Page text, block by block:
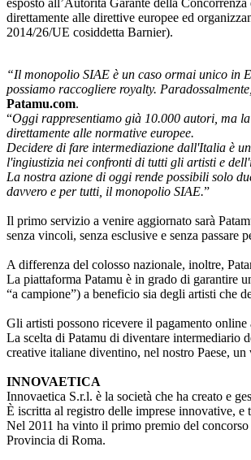
esposto all’Autorità Garante della
direttamente alle direttive europee ed
2014/26/UE cosiddetta Barnier).
“Il monopolio SIAE è un caso ormai unico in
possiamo raccogliere royalty.
Patamu.com.
“Oggi rappresentiamo già 10.000 autori, ma
direttamente alle normative europee.
Decidere di fare intermediazione dall'Italia è
l'ingiustizia nei confronti di tutti gli artisti e
La nostra azione di oggi rende possibili solo
davvero e per tutti, il monopolio SIAE.”
Il primo servizio a venire aggiornato sarà
senza vincoli, senza esclusive e senza
A differenza del colosso nazionale, inoltre,
La piattaforma Patamu è in grado di garantire
“a campione”) a beneficio sia degli artisti che
Gli artisti possono ricevere il pagamento
La scelta di Patamu di diventare intermediario
creative italiane diventino, nel nostro Paese,
INNOVAETICA
Innovaetica S.r.l. è la società che ha creato e
È iscritta al registro delle imprese innovative, e
Nel 2011 ha vinto il primo premio del
Provincia di Roma.